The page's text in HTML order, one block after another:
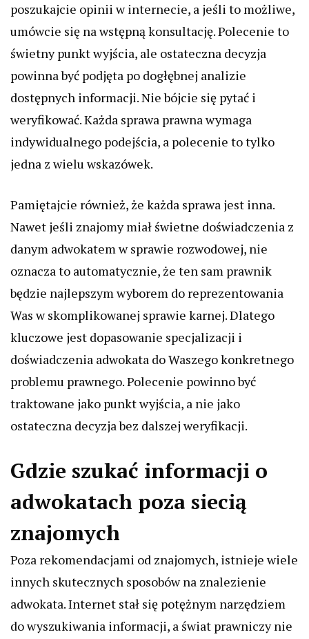
poszukajcie opinii w internecie, a jeśli to możliwe,
umówcie się na wstępną konsultację. Polecenie to
świetny punkt wyjścia, ale ostateczna decyzja
powinna być podjęta po dogłębnej analizie
dostępnych informacji. Nie bójcie się pytać i
weryfikować. Każda sprawa prawna wymaga
indywidualnego podejścia, a polecenie to tylko
jedna z wielu wskazówek.
Pamiętajcie również, że każda sprawa jest inna.
Nawet jeśli znajomy miał świetne doświadczenia z
danym adwokatem w sprawie rozwodowej, nie
oznacza to automatycznie, że ten sam prawnik
będzie najlepszym wyborem do reprezentowania
Was w skomplikowanej sprawie karnej. Dlatego
kluczowe jest dopasowanie specjalizacji i
doświadczenia adwokata do Waszego konkretnego
problemu prawnego. Polecenie powinno być
traktowane jako punkt wyjścia, a nie jako
ostateczna decyzja bez dalszej weryfikacji.
Gdzie szukać informacji o
adwokatach poza siecią
znajomych
Poza rekomendacjami od znajomych, istnieje wiele
innych skutecznych sposobów na znalezienie
adwokata. Internet stał się potężnym narzędziem
do wyszukiwania informacji, a świat prawniczy nie